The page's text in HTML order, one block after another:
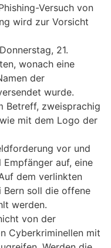
Versuch von
wird zur Vorsicht
21.
wonach eine
der
wurde.
Betreff, zweisprachig
mit dem Logo der
vor und
auf, eine
dem verlinkten
Bern soll die offene
werden.
von der
Cyberkriminellen mit